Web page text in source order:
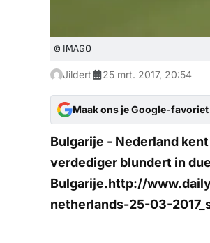
© IMAGO
Jildert 25 mrt. 2017, 20:54
Maak ons je Google-favoriet
Bulgarije - Nederland
verdediger blundert in
Bulgarije.http://
netherlands-25-03-